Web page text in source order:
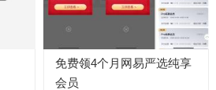
免费领4个月网易严选纯享
会员